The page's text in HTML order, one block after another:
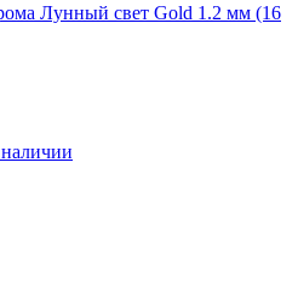
Лунный свет Gold 1.2 мм (16